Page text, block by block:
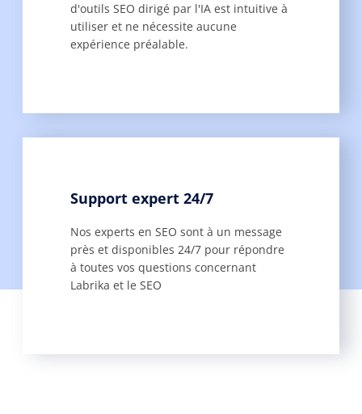
d'outils SEO dirigé par l'IA est intuitive à
utiliser et ne nécessite aucune
expérience préalable.
Support expert 24/7
Nos experts en SEO sont à un message
près et disponibles 24/7 pour répondre
à toutes vos questions concernant
Labrika et le SEO